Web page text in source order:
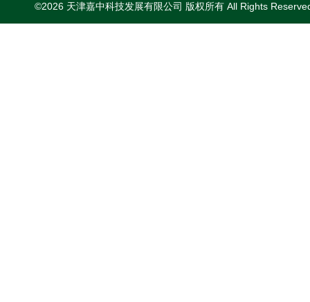
©2026 天津嘉中科技发展有限公司 版权所有 All Rights